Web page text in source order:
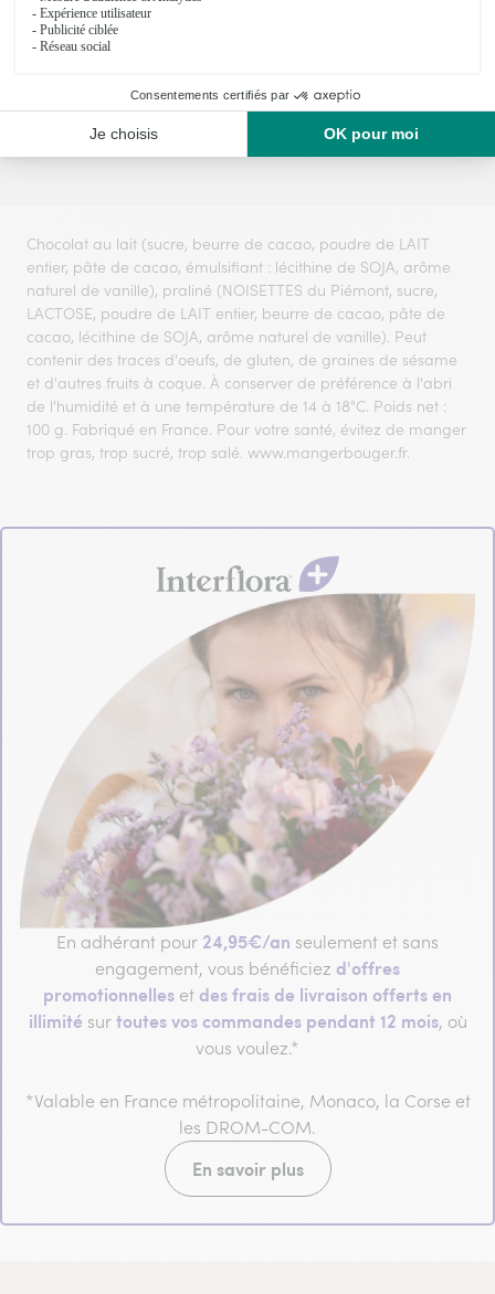
48,90€ 42,95€
Voir toute la collection
Chocolat au lait (sucre, beurre de cacao, poudre de LAIT
entier, pâte de cacao, émulsifiant : lécithine de SOJA, arôme
naturel de vanille), praliné (NOISETTES du Piémont, sucre,
LACTOSE, poudre de LAIT entier, beurre de cacao, pâte de
cacao, lécithine de SOJA, arôme naturel de vanille). Peut
contenir des traces d'oeufs, de gluten, de graines de sésame
et d'autres fruits à coque. À conserver de préférence à l'abri
de l'humidité et à une température de 14 à 18°C. Poids net :
100 g. Fabriqué en France. Pour votre santé, évitez de manger
trop gras, trop sucré, trop salé. www.mangerbouger.fr.
En adhérant pour 24,95€/an seulement et sans
engagement, vous bénéficiez d'offres
promotionnelles et des frais de livraison offerts en
illimité surtoutes vos commandes pendant 12 mois, où
vous voulez.*
*Valable en France métropolitaine, Monaco, la Corse et
les DROM-COM.
En savoir plus